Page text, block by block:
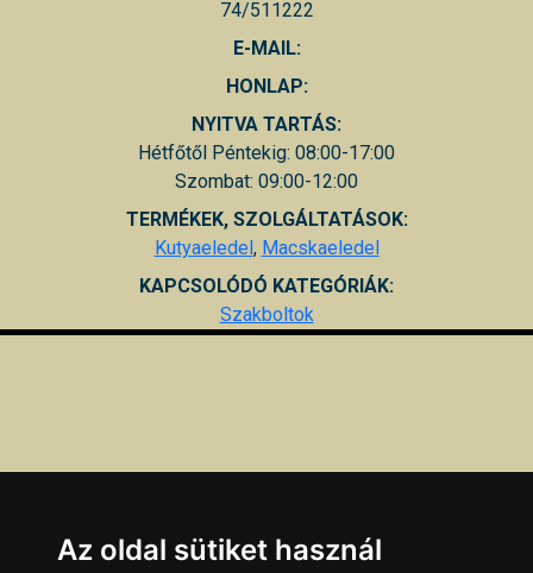
74/511222
E-MAIL:
HONLAP:
NYITVA TARTÁS:
Hétfőtől Péntekig: 08:00-17:00
Szombat: 09:00-12:00
TERMÉKEK, SZOLGÁLTATÁSOK:
Kutyaeledel, Macskaeledel
KAPCSOLÓDÓ KATEGÓRIÁK:
Szakboltok
Az oldal sütiket használ